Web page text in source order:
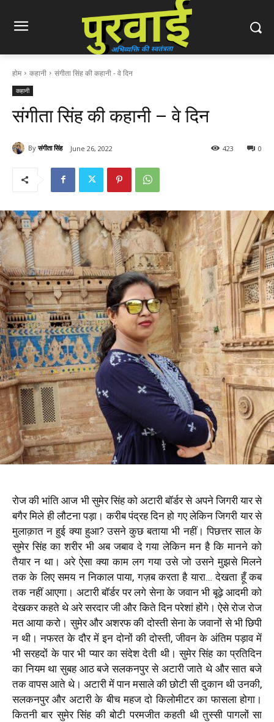
होम कहानी संगीता सिंह की कहानी - वे दिन
कहानी
संगीता सिंह की कहानी – वे दिन
By संगीता सिंह June 26, 2022 0
423
रोज की भांति आज भी सुमेर सिंह को अटारी बॉर्डर से अपने जिगरी यार से
बगैर मिले ही लौटना पड़ा। करीब पंद्रह दिन हो गए लेकिन जिगरी यार से
मुलाक़ात न हुई क्या हुआ? उसने कुछ बताया भी नहीं। पिछत्तर साल के
सुमेर सिंह का शरीर भी अब जबाव दे गया लेकिन मन है कि मानने को
तैयार न था। अरे ऐसा क्या काम लग गया उसे जो उसने मुझसे मिलने
तक के लिए समय न निकाल पाया, गज़ब करता है यारा… देखता हूँ कब
तक नहीं आएगा। अटारी बॉर्डर पर लगे सेना के जवान भी बूढ़े आदमी को
देखकर कहते थे अरे सरदार जी और किते दिन परेशां होंगे। ऐसे रोज रोज
मत आया करो। सुमेर और अशरफ की दोस्ती सेना के जवानों से भी छिपी
न थी। नफरत के दौर में इन दोनों की दोस्ती, जीवन के अंतिम पड़ाव में
भी सरहदों के पार भी प्यार का संदेश देती थी। सुमेर सिंह का प्रतिदिन
का नियम था सुबह आठ बजे सलकनपुर से अटारी जाते थे और सात बजे
तक वापस आते थे। अटारी में पान मसाले की छोटी सी दुकान थी उनकी,
सलकनपुर और अटारी के बीच महज दो किलोमीटर का फासला होगा।
कितनी बार सुमेर सिंह की बोटी परमजीत कहती थी तुस्सी पागलों सा